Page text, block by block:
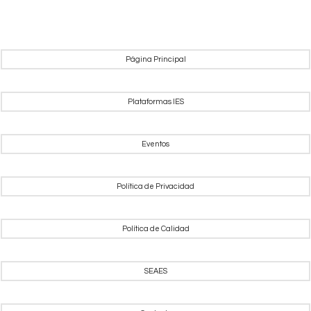
Página Principal
Plataformas IES
Eventos
Política de Privacidad
Política de Calidad
SEAES